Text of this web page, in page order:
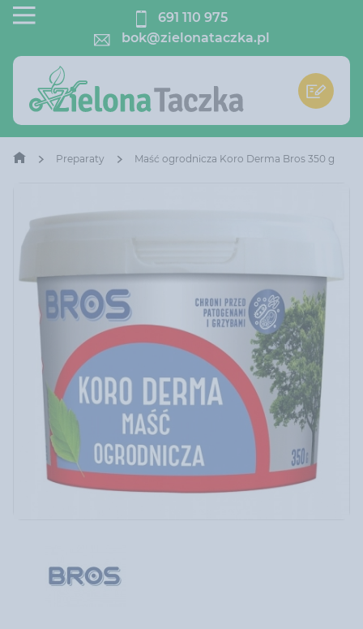
691 110 975
bok@zielonataczka.pl
Preparaty Maść ogrodnicza Koro Derma Bros 350 g